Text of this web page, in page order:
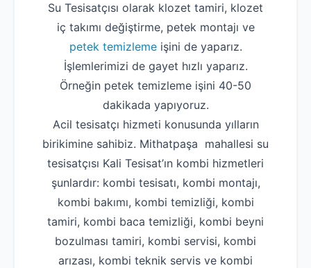
Su Tesisatçısı olarak klozet tamiri, klozet
iç takımı değiştirme, petek montajı ve
petek temizlemeişini de yaparız.
İşlemlerimizi de gayet hızlı yaparız.
Örneğin petek temizleme işini 40-50
dakikada yapıyoruz.
Acil tesisatçı hizmeti konusunda yılların
birikimine sahibiz. Mithatpaşa mahallesi su
tesisatçısı Kali Tesisat’ın kombi hizmetleri
şunlardır: kombi tesisatı, kombi montajı,
kombi bakımı, kombi temizliği, kombi
tamiri, kombi baca temizliği, kombi beyni
bozulması tamiri, kombi servisi, kombi
arızası, kombi teknik servis ve kombi